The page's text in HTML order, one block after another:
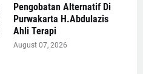
Pengobatan Alternatif Di
Purwakarta H.Abdulazis
Ahli Terapi
August 07, 2026